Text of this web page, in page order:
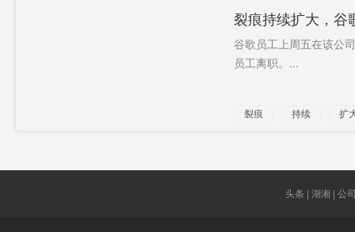
裂痕持续扩大，谷
谷歌员工上周五在该公
员工离职。...
裂痕 持续
扩
头条 | 湖湘 | 公